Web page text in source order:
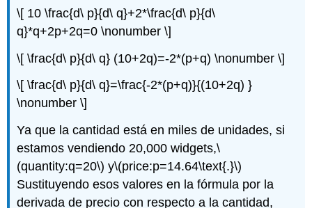
\[ 10 \frac{d\ p}{d\ q}+2*\frac{d\ p}{d\
q}*q+2p+2q=0 \nonumber \]
\[ \frac{d\ p}{d\ q} (10+2q)=-2*(p+q) \nonumber \]
\[ \frac{d\ p}{d\ q}=\frac{-2*(p+q)}{(10+2q) }
\nonumber \]
Ya que la cantidad está en miles de unidades, si
estamos vendiendo 20,000 widgets,\
(quantity:q=20\) y\(price:p=14.64\text{.}\)
Sustituyendo esos valores en la fórmula por la
derivada de precio con respecto a la cantidad,